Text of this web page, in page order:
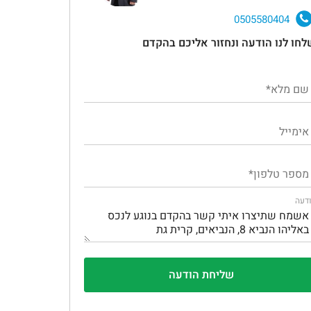
0505580404
לנו הודעה ונחזור אליכם בהקדם